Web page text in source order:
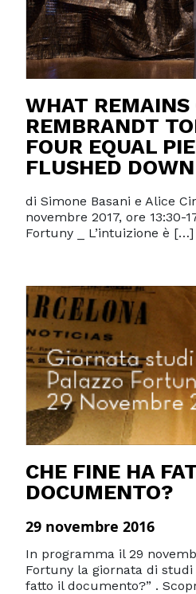
WHAT REMAINS
REMBRANDT
FOUR EQUAL
FLUSHED
di Simone Basani e Alice
novembre 2017, ore 13:30-
Fortuny _ L’intuizione è […]
CHE FINE HA
DOCUMENTO?
29 novembre 2016
In programma il 29
Fortuny la giornata di
fatto il documento?” .